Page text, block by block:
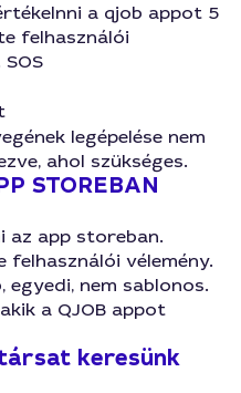
a qjob appot 5
felhasználói
legépelése nem
ahol szükséges.
STOREBAN
az app storeban.
felhasználói vélemény.
egyedi, nem sablonos.
a QJOB appot
keresünk